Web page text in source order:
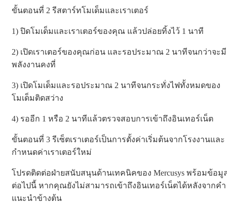
ขั้นตอนที่ 2 รีสตาร์ทโมเด็มและเราเตอร์
1) ปิดโมเด็มและเราเตอร์ของคุณ แล้วปล่อยทิ้งไว้ 1 นาที
2) เปิดเราเตอร์ของคุณก่อน และรอประมาณ 2 นาทีจนกว่าจะมี
พลังงานคงที่
3) เปิดโมเด็มและรอประมาณ 2 นาทีจนกระทั่งไฟทั้งหมดของ
โมเด็มติดสว่าง
4) รออีก 1 หรือ 2 นาทีแล้วตรวจสอบการเข้าถึงอินเทอร์เน็ต
ขั้นตอนที่ 3 รีเซ็ตเราเตอร์เป็นการตั้งค่าเริ่มต้นจากโรงงานและ
กำหนดค่าเราเตอร์ใหม่
โปรดติดต่อฝ่ายสนับสนุนด้านเทคนิคของ Mercusys พร้อมข้อมู
ต่อไปนี้ หากคุณยังไม่สามารถเข้าถึงอินเทอร์เน็ตได้หลังจากคำ
แนะนำข้างต้น